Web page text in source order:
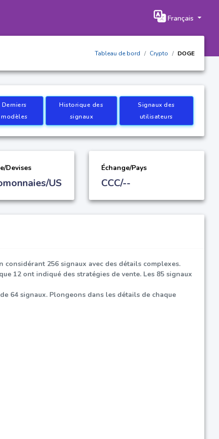
Français
Tableau de bord Crypto DOGE
Derniers
modèles
Historique des
signaux
Signaux des
utilisateurs
Devises
US
Échange/Pays
CCC/--
considérant 256 signaux avec des détails complexes.
12 ont indiqué des stratégies de vente. Les 85 signaux
64 signaux. Plongeons dans les détails de chaque